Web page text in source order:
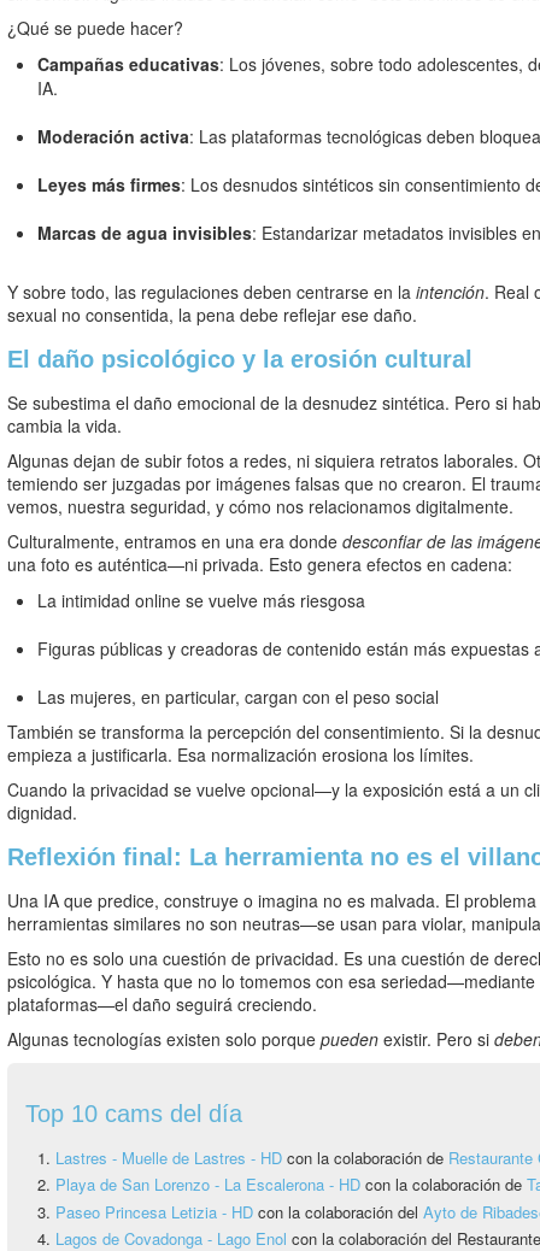
¿Qué se puede hacer?
Campañas educativas: Los jóvenes, sobre todo adolescentes,
IA.
Moderación activa: Las plataformas tecnológicas deben
Leyes más firmes: Los desnudos sintéticos sin consentimiento
Marcas de agua invisibles: Estandarizar metadatos invisibles
Y sobre todo, las regulaciones deben centrarse en la intención. Real
sexual no consentida, la pena debe reflejar ese daño.
El daño psicológico y la erosión cultural
Se subestima el daño emocional de la desnudez sintética. Pero si
cambia la vida.
Algunas dejan de subir fotos a redes, ni siquiera retratos laborales.
temiendo ser juzgadas por imágenes falsas que no crearon. El
vemos, nuestra seguridad, y cómo nos relacionamos digitalmente.
Culturalmente, entramos en una era donde desconfiar de las
una foto es auténtica—ni privada. Esto genera efectos en cadena:
La intimidad online se vuelve más riesgosa
Figuras públicas y creadoras de contenido están más expuestas
Las mujeres, en particular, cargan con el peso social
También se transforma la percepción del consentimiento. Si la
empieza a justificarla. Esa normalización erosiona los límites.
Cuando la privacidad se vuelve opcional—y la exposición está a un
dignidad.
Reflexión final: La herramienta no es el
Una IA que predice, construye o imagina no es malvada. El
herramientas similares no son neutras—se usan para violar,
Esto no es solo una cuestión de privacidad. Es una cuestión de
psicológica. Y hasta que no lo tomemos con esa
plataformas—el daño seguirá creciendo.
Algunas tecnologías existen solo porque pueden existir. Pero si
Top 10 cams del día
Lastres - Muelle de Lastres - HD con la colaboración de
Playa de San Lorenzo - La Escalerona - HD con la colaboración de
Paseo Princesa Letizia - HD con la colaboración del Ayto de
Lagos de Covadonga - Lago Enol con la colaboración del